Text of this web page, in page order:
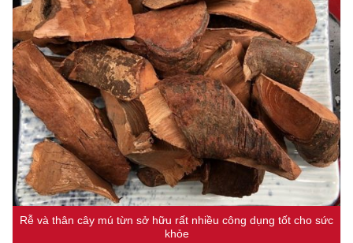
Rễ và thân cây mú từn sở hữu rất nhiều công dụng tốt cho sức
khỏe